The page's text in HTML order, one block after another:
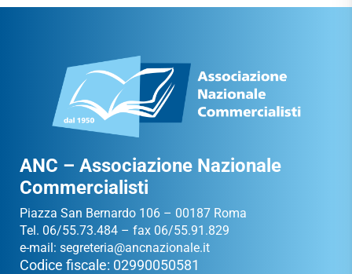
ANC – Associazione Nazionale
Commercialisti
Piazza San Bernardo 106 – 00187 Roma
Tel. 06/55.73.484 – fax 06/55.91.829
e-mail: segreteria@ancnazionale.it
Codice fiscale: 02990050581